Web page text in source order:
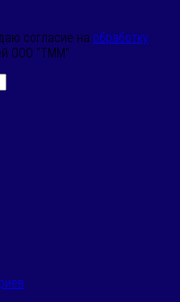
согласие на обработку
ООО "ТММ"